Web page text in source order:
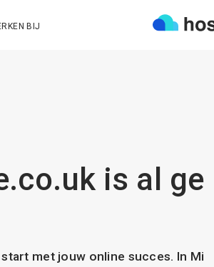
BIJ
is al ge
met jouw online succes. In Mi